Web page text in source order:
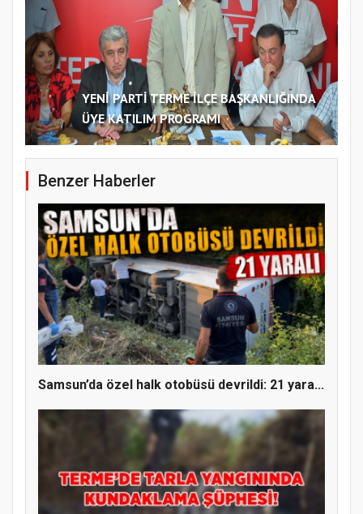
YENİ PARTİ TERME İLÇE BAŞKANLIĞINDA
ÜYE KATILIM PROGRAMI
Benzer Haberler
Samsun’da özel halk otobüsü devrildi: 21 yara...